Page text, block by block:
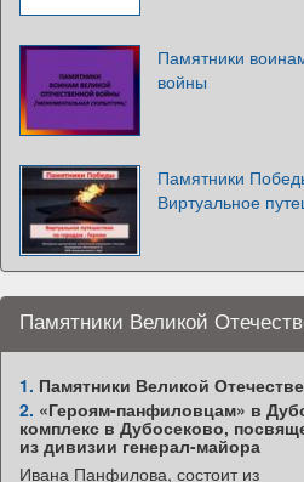
Памятники
войны
Памятники
Виртуальное
Памятники Великой
1. Памятники Великой
2. «Героям-панфиловцам» в
комплекс в Дубосеково,
из дивизии генерал-майора
Ивана Панфилова, состоит из